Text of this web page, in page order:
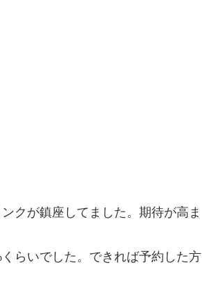
クが鎮座してました。期待が高ま
らいでした。できれば予約した方